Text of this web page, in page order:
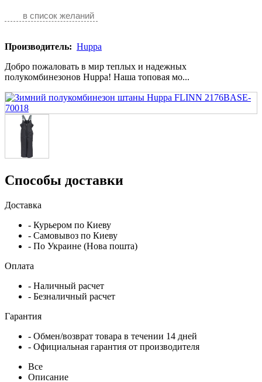
в список желаний
Производитель: Huppa
Добро пожаловать в мир теплых и надежных
полукомбинезонов Huppa! Наша топовая мо...
Способы доставки
Доставка
- Курьером по Киеву
- Самовывоз по Киеву
- По Украине (Нова пошта)
Оплата
- Наличный расчет
- Безналичный расчет
Гарантия
- Обмен/возврат товара в течении 14 дней
- Официальная гарантия от производителя
Все
Описание